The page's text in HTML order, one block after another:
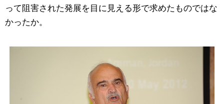
って阻害された発展を目に見える形で求めたものではな
かったか。